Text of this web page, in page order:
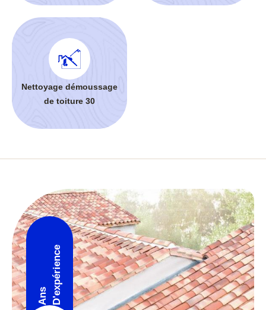
Nettoyage démoussage
de toiture 30
Ans D'expérience